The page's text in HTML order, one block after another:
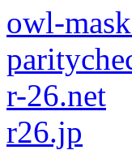
owl-
r-26.net
r26.jp